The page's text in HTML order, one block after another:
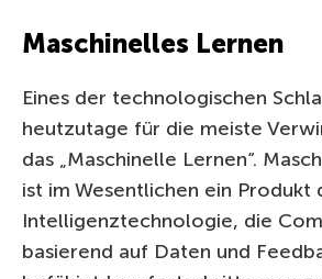
Maschinelles Lernen
Eines der technologischen
heutzutage für die meiste
das „Maschinelle Lernen“.
ist im Wesentlichen ein Produkt
Intelligenztechnologie, die
basierend auf Daten und